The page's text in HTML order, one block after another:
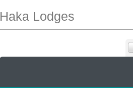
Haka Lodges